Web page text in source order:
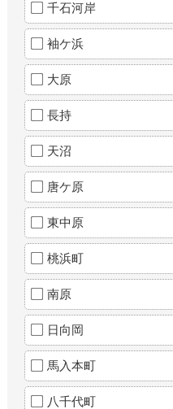
千石河岸
袖ケ浜
大原
長持
天沼
唐ケ原
東中原
桃浜町
南原
日向岡
馬入本町
八千代町